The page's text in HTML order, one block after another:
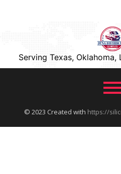
Serving Texas, Oklahoma,
© 2023 Created with https://